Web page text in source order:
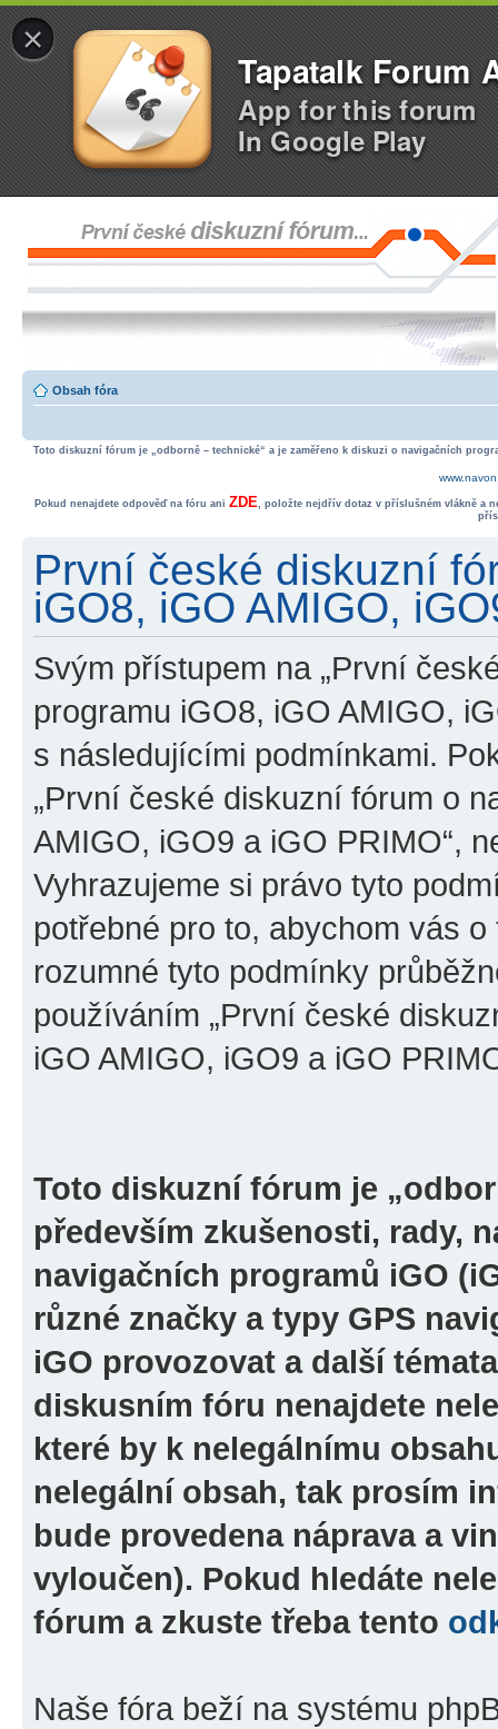
×
Tapatalk Forum
App for this forum
In Google Play
Obsah fóra
Toto diskuzní fórum je „odborně – technické“ a je zaměřeno k diskuzi o navigačních
Pokud nenajdete odpověď na fóru ani ZDE, položte nejdřív dotaz v příslušném vlákně a
První české diskuzní
iGO8, iGO AMIGO,
Svým přístupem na „První
programu iGO8, iGO AMIGO,
s následujícími podmínkami.
„První české diskuzní fórum o
AMIGO, iGO9 a iGO PRIMO“,
Vyhrazujeme si právo tyto
potřebné pro to, abychom vás
rozumné tyto podmínky
používáním „První české
iGO AMIGO, iGO9 a iGO
Toto diskuzní fórum je
především zkušenosti, rady,
navigačních programů iGO
různé značky a typy GPS
iGO provozovat a další
diskusním fóru nenajdete
které by k nelegálnímu
nelegální obsah, tak prosím
bude provedena náprava a
vyloučen). Pokud hledáte
fórum a zkuste třeba tento
Naše fóra beží na systému